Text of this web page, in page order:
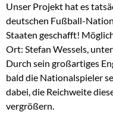
Unser Projekt hat es
deutschen Fußball-
Staaten geschafft!
Ort: Stefan Wessels,
Durch sein großartiges
bald die Nationalspieler
dabei, die Reichweite
vergrößern.